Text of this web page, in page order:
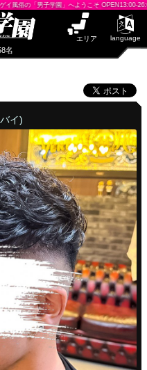
の「男子学園」へようこそ OPEN13:00-26:00
渋谷店
エリア language
名
イ)